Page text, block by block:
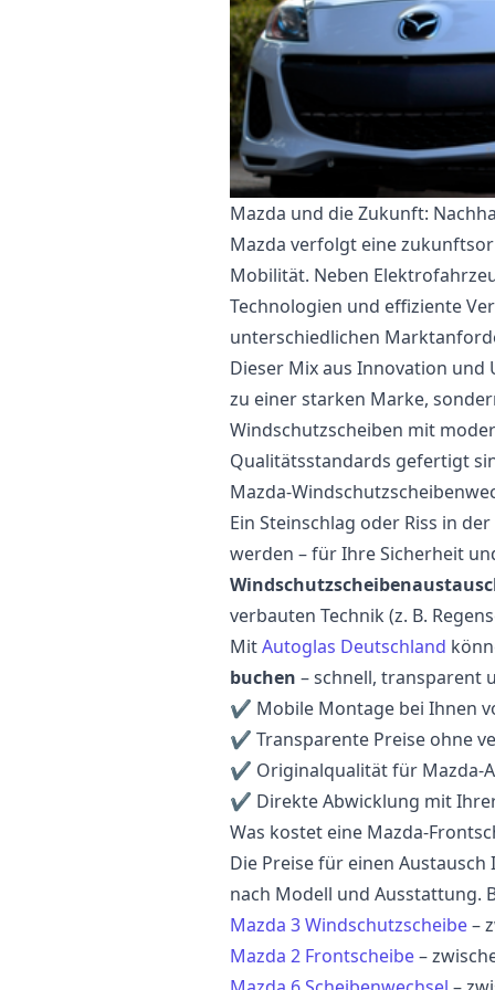
Mazda und die Zukunft:
Mazda verfolgt eine
Mobilität. Neben
Technologien und effiziente
unterschiedlichen
Dieser Mix aus Innovation
zu einer starken Marke,
Windschutzscheiben mit
Qualitätsstandards gefertigt
Mazda-
Ein Steinschlag oder Riss in
werden – für Ihre Sicherheit
verbauten Technik (z. B.
MitAutoglas Deutschland
buchen – schnell, transparent
✔ Mobile Montage bei Ihnen
✔ Transparente Preise ohne
✔ Originalqualität für Mazda-
✔ Direkte Abwicklung mit
Was kostet eine Mazda-
Die Preise für einen
nach Modell und Ausstattung.
Mazda 3 Windschutzscheibe–
Mazda 2 Frontscheibe–